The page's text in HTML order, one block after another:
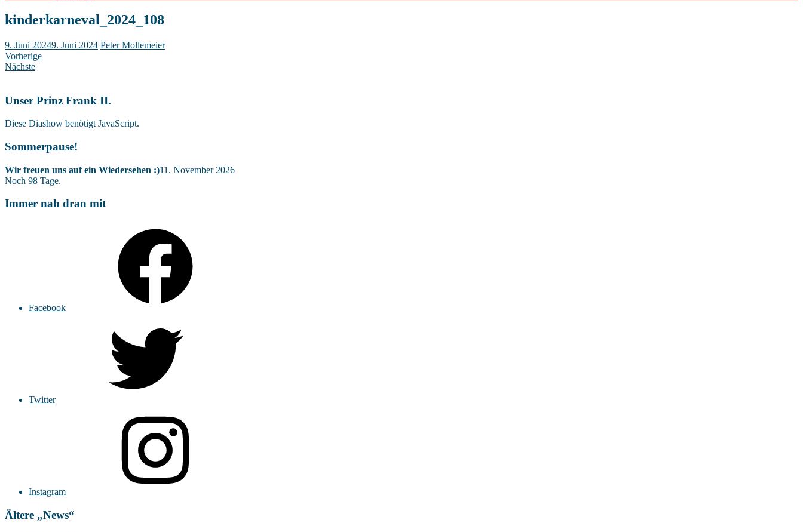
kinderkarneval_2024_108
9. Juni 20249. Juni 2024 Peter Mollemeier
Vorherige
Nächste
Unser Prinz Frank II.
Diese Diashow benötigt JavaScript.
Sommerpause!
Wir freuen uns auf ein Wiedersehen :)11. November 2026
Noch 98 Tage.
Immer nah dran mit
Facebook
Twitter
Instagram
Ältere „News“